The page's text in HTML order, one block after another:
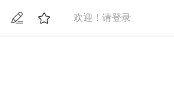
欢迎！请登录